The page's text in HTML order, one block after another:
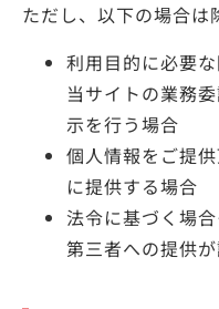
ただし、以下の場合は
利用目的に必要
当サイトの業務
示を行う場合
個人情報をご提
に提供する場合
法令に基づく場
第三者への提供